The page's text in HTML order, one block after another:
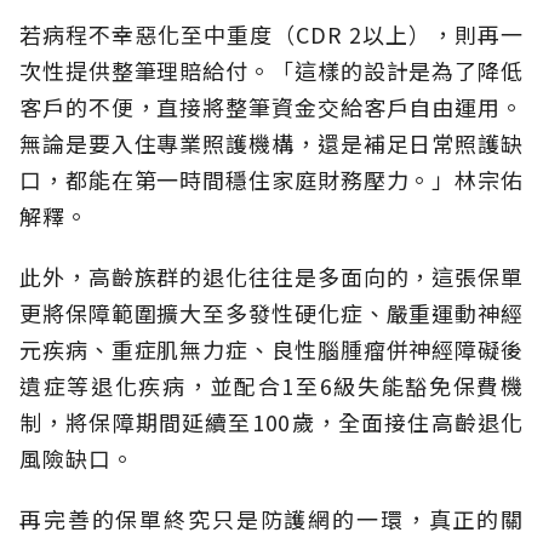
若病程不幸惡化至中重度（CDR 2以上），則再一
次性提供整筆理賠給付。「這樣的設計是為了降低
客戶的不便，直接將整筆資金交給客戶自由運用。
無論是要入住專業照護機構，還是補足日常照護缺
口，都能在第一時間穩住家庭財務壓力。」林宗佑
解釋。
此外，高齡族群的退化往往是多面向的，這張保單
更將保障範圍擴大至多發性硬化症、嚴重運動神經
元疾病、重症肌無力症、良性腦腫瘤併神經障礙後
遺症等退化疾病，並配合1至6級失能豁免保費機
制，將保障期間延續至100歲，全面接住高齡退化
風險缺口。
再完善的保單終究只是防護網的一環，真正的關